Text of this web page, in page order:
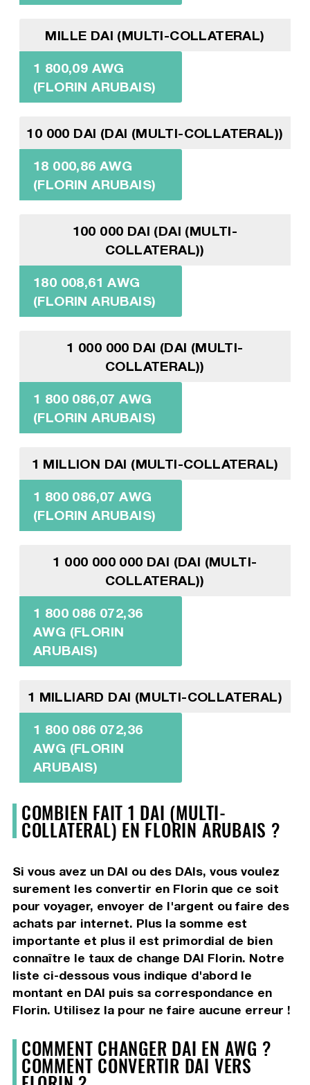
MILLE DAI (MULTI-COLLATERAL)
1 800,09 AWG
(FLORIN ARUBAIS)
10 000 DAI (DAI (MULTI-COLLATERAL))
18 000,86 AWG
(FLORIN ARUBAIS)
100 000 DAI (DAI (MULTI-
COLLATERAL))
180 008,61 AWG
(FLORIN ARUBAIS)
1 000 000 DAI (DAI (MULTI-
COLLATERAL))
1 800 086,07 AWG
(FLORIN ARUBAIS)
1 MILLION DAI (MULTI-COLLATERAL)
1 800 086,07 AWG
(FLORIN ARUBAIS)
1 000 000 000 DAI (DAI (MULTI-
COLLATERAL))
1 800 086 072,36
AWG (FLORIN
ARUBAIS)
1 MILLIARD DAI (MULTI-COLLATERAL)
1 800 086 072,36
AWG (FLORIN
ARUBAIS)
COMBIEN FAIT 1 DAI (MULTI-
COLLATERAL) EN FLORIN ARUBAIS ?
Si vous avez un DAI ou des DAIs, vous voulez
surement les convertir en Florin que ce soit
pour voyager, envoyer de l'argent ou faire des
achats par internet. Plus la somme est
importante et plus il est primordial de bien
connaître le taux de change DAI Florin. Notre
liste ci-dessous vous indique d'abord le
montant en DAI puis sa correspondance en
Florin. Utilisez la pour ne faire aucune erreur !
COMMENT CHANGER DAI EN AWG ?
COMMENT CONVERTIR DAI VERS